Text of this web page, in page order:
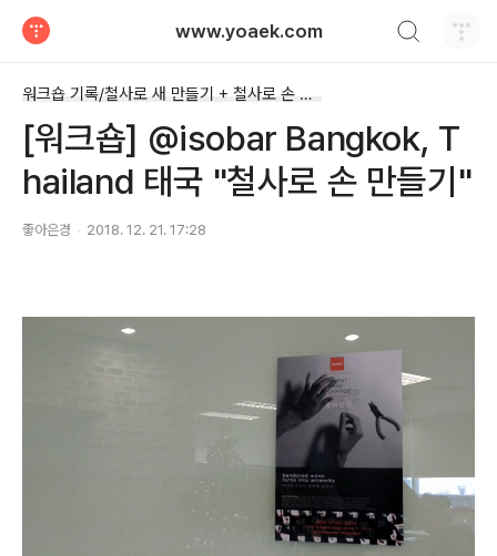
www.yoaek.com
워크숍 기록/철사로 새 만들기 + 철사로 손 만들기
[워크숍] @isobar Bangkok, T
hailand 태국 "철사로 손 만들기"
좋아은경 2018. 12. 21. 17:28